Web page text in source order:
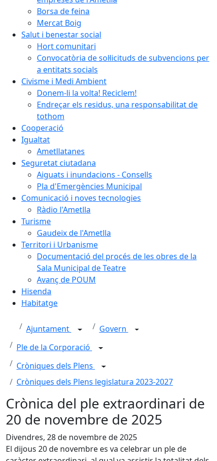
Borsa de feina
Mercat Boig
Salut i benestar social
Hort comunitari
Convocatòria de sol·licituds de subvencions per
a entitats socials
Civisme i Medi Ambient
Donem-li la volta! Reciclem!
Endreçar els residus, una responsabilitat de
tothom
Cooperació
Igualtat
Ametllatanes
Seguretat ciutadana
Aiguats i inundacions - Consells
Pla d'Emergències Municipal
Comunicació i noves tecnologies
Ràdio l'Ametlla
Turisme
Gaudeix de l'Ametlla
Territori i Urbanisme
Documentació del procés de les obres de la
Sala Municipal de Teatre
Avanç de POUM
Hisenda
Habitatge
Ajuntament
Govern
Ple de la Corporació
Cròniques dels Plens
Cròniques dels Plens legislatura 2023-2027
Crònica del ple extraordinari de
20 de novembre de 2025
Divendres, 28 de novembre de 2025
El dijous 20 de novembre es va celebrar un ple de